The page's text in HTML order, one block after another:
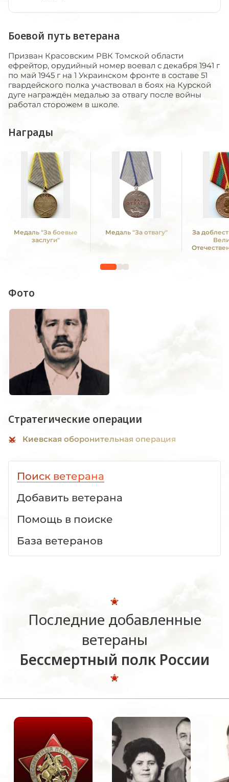
Боевой путь ветерана
Призван Красовским РВК Томской области
ефрейтор, орудийный номер воевал с декабря 1941 г
по май 1945 г на 1 Украинском фронте в составе 51
гвардейского полка участвовал в боях на Курской
дуге награждён медалью за отвагу после войны
работал сторожем в школе.
Награды
Медаль "За боевые
заслуги"
Медаль "За отвагу"
За
Фото
Стратегические операции
Киевская оборонительная операция
Поиск ветерана
Добавить ветерана
Помощь в поиске
База ветеранов
Последние добавленные
ветераны
Бессмертный полк России